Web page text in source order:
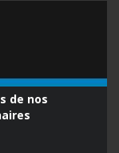
de nos